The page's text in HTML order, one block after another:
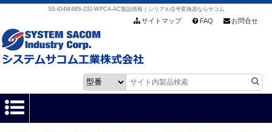
SS-iD4W485i-232-WPCA-AC製品情報｜シリアル信号変換器ならサコム
サイトマップ FAQ お問合せ